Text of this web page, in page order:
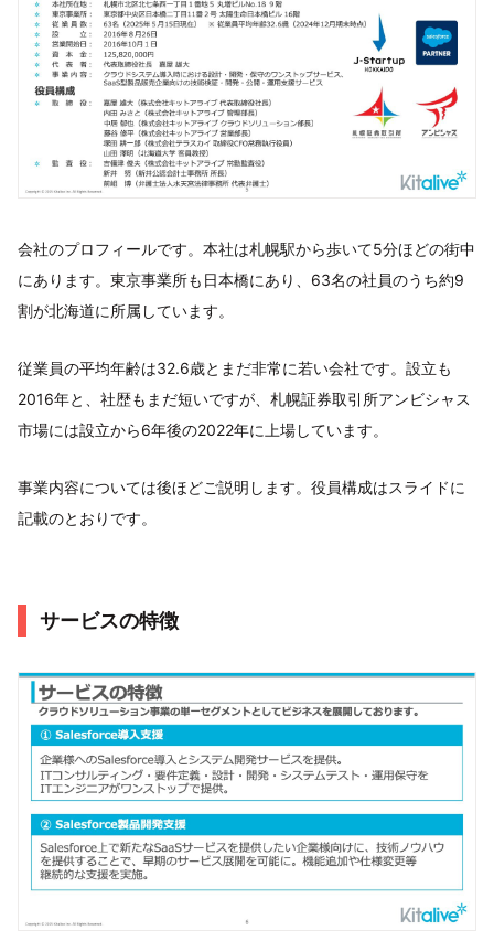
会社のプロフィールです。本社は札幌駅から歩いて5分ほどの街中
にあります。東京事業所も日本橋にあり、63名の社員のうち約9
割が北海道に所属しています。
従業員の平均年齢は32.6歳とまだ非常に若い会社です。設立も
2016年と、社歴もまだ短いですが、札幌証券取引所アンビシャス
市場には設立から6年後の2022年に上場しています。
事業内容については後ほどご説明します。役員構成はスライドに
記載のとおりです。
サービスの特徴